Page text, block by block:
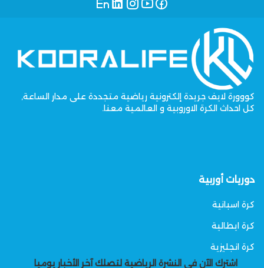
كووورة لايف جريدة إلكترونية رياضية متجددة على مدار الساعة,
كل احداث الكرة الاوروبية و العالمية معنا.
دوريات أوربية
كرة اسبانية
كرة ايطالية
كرة انجليزية
اشترك الآن في النشرة الرياضية لتصلك آخر الأخبار يوميا